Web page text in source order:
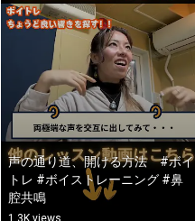
声の通り道、開ける方法　#ボイ
トレ #ボイストレーニング #鼻
腔共鳴
1.3K views